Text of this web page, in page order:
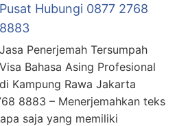
Pusat Hubungi 0877 2768
8883
Jasa Penerjemah Tersumpah
Visa Bahasa Asing Profesional
di Kampung Rawa Jakarta
8883 – Menerjemahkan teks
saja yang memiliki